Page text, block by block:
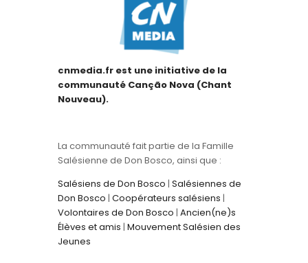
cnmedia.fr est une initiative de la
communauté Canção Nova (Chant
Nouveau).
La communauté fait partie de la Famille
Salésienne de Don Bosco, ainsi que :
Salésiens de Don Bosco | Salésiennes de
Don Bosco | Coopérateurs salésiens |
Volontaires de Don Bosco | Ancien(ne)s
Élèves et amis | Mouvement Salésien des
Jeunes